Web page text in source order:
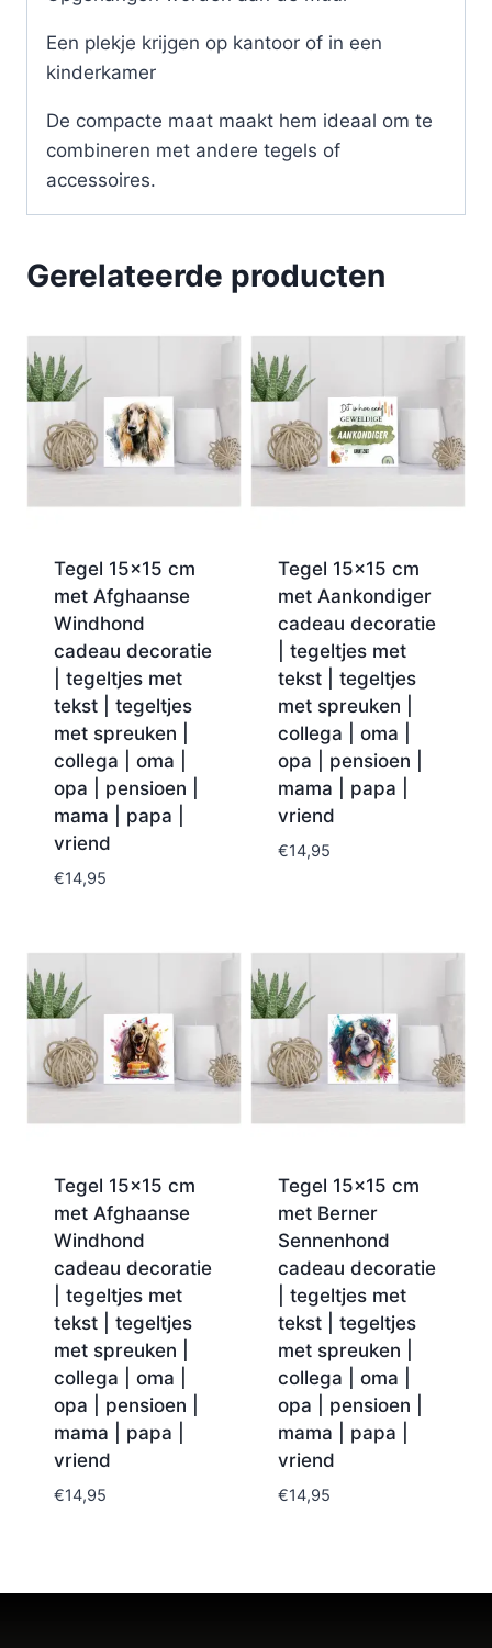
Een plekje krijgen op kantoor of in een
kinderkamer
De compacte maat maakt hem ideaal om te
combineren met andere tegels of
accessoires.
Gerelateerde producten
Tegel 15×15 cm
met Afghaanse
Windhond
cadeau decoratie
| tegeltjes met
tekst | tegeltjes
met spreuken |
collega | oma |
opa | pensioen |
mama | papa |
vriend
€14,95
Tegel 15×15 cm
met Aankondiger
cadeau decoratie
| tegeltjes met
tekst | tegeltjes
met spreuken |
collega | oma |
opa | pensioen |
mama | papa |
vriend
€14,95
Tegel 15×15 cm
met Afghaanse
Windhond
cadeau decoratie
| tegeltjes met
tekst | tegeltjes
met spreuken |
collega | oma |
opa | pensioen |
mama | papa |
vriend
€14,95
Tegel 15×15 cm
met Berner
Sennenhond
cadeau decoratie
| tegeltjes met
tekst | tegeltjes
met spreuken |
collega | oma |
opa | pensioen |
mama | papa |
vriend
€14,95